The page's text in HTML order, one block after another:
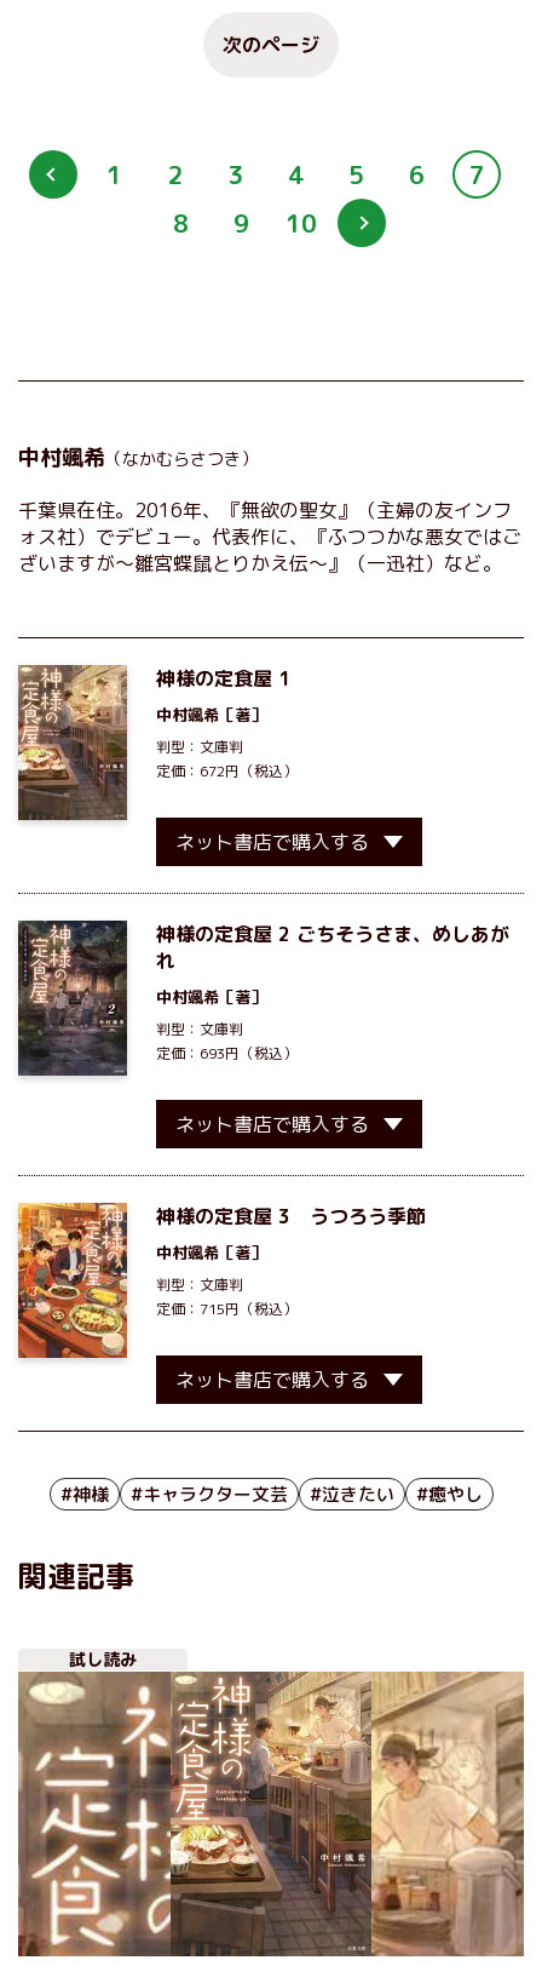
次のページ
1 2 3 4 5 6
7
8
9 10
中村颯希 （なかむらさつき）
千葉県在住。2016年、『無欲の聖女』（主婦の友インフ
ォス社）でデビュー。代表作に、『ふつつかな悪女ではご
ざいますが～雛宮蝶鼠とりかえ伝～』（一迅社）など。
神様の定食屋 1
中村颯希 ［著］
判型：文庫判
定価：672円（税込）
ネット書店で購入する
神様の定食屋 2 ごちそうさま、めしあが
れ
中村颯希 ［著］
判型：文庫判
定価：693円（税込）
ネット書店で購入する
神様の定食屋 3 うつろう季節
中村颯希 ［著］
判型：文庫判
定価：715円（税込）
ネット書店で購入する
#神様 #キャラクター文芸 #泣きたい #癒やし
関連記事
試し読み